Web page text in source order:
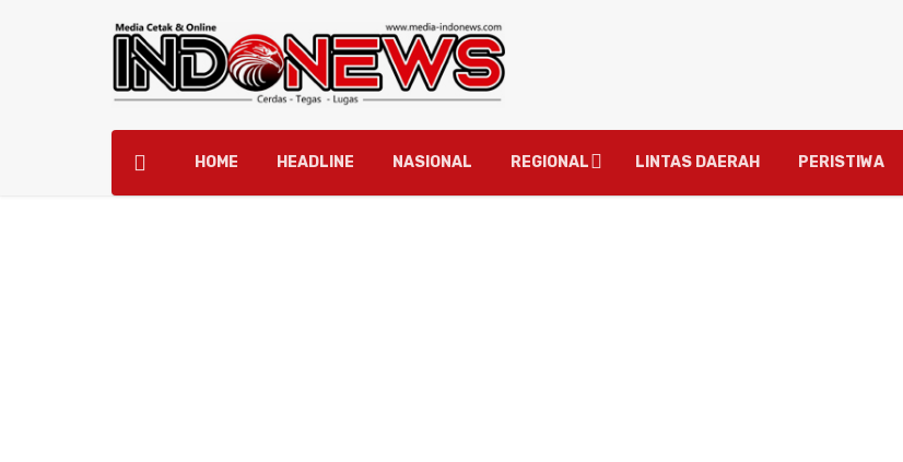
HOME HEADLINE NASIONAL REGIONAL LINTAS DAERAH PERISTIWA